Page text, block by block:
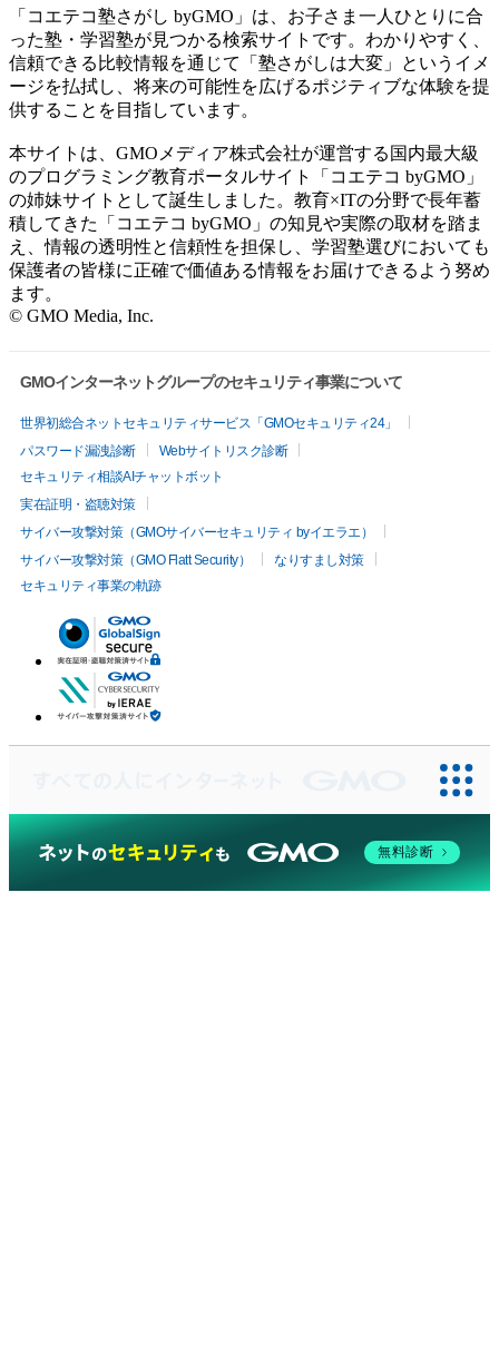
「コエテコ塾さがし byGMO」は、お子さま一人ひとりに合
った塾・学習塾が見つかる検索サイトです。わかりやすく、
信頼できる比較情報を通じて「塾さがしは大変」というイメ
ージを払拭し、将来の可能性を広げるポジティブな体験を提
供することを目指しています。
本サイトは、GMOメディア株式会社が運営する国内最大級
のプログラミング教育ポータルサイト「コエテコ byGMO」
の姉妹サイトとして誕生しました。教育×ITの分野で長年蓄
積してきた「コエテコ byGMO」の知見や実際の取材を踏ま
え、情報の透明性と信頼性を担保し、学習塾選びにおいても
保護者の皆様に正確で価値ある情報をお届けできるよう努め
ます。
© GMO Media, Inc.
GMOインターネットグループのセキュリティ事業について
世界初総合ネットセキュリティサービス「GMOセキュリティ24」
パスワード漏洩診断
Webサイトリスク診断
セキュリティ相談AIチャットボット
実在証明・盗聴対策
サイバー攻撃対策（GMOサイバーセキュリティ byイエラエ）
サイバー攻撃対策（GMO Flatt Security）
なりすまし対策
セキュリティ事業の軌跡
無料診断